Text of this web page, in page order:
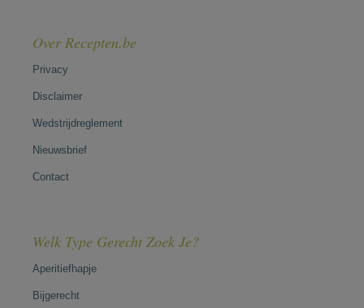
Over Recepten.be
Privacy
Disclaimer
Wedstrijdreglement
Nieuwsbrief
Contact
Welk Type Gerecht Zoek Je?
Aperitiefhapje
Bijgerecht